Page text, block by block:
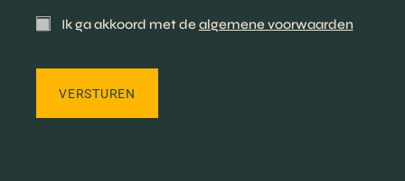
Ik ga akkoord met dealgemene voorwaarden